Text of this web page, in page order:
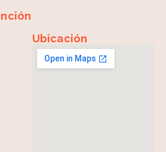
Ubicación